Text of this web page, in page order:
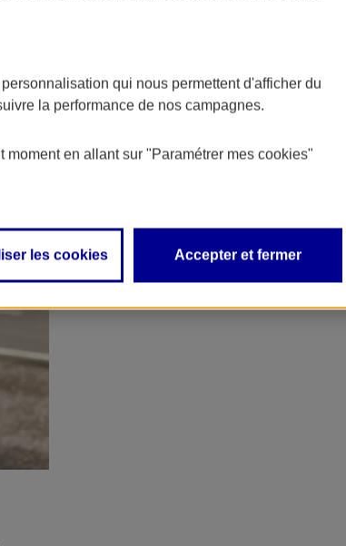
qui nous permettent d'afficher du
la performance de nos campagnes.
moment en allant sur "Paramétrer mes cookies"
les cookies Accepter et fermer